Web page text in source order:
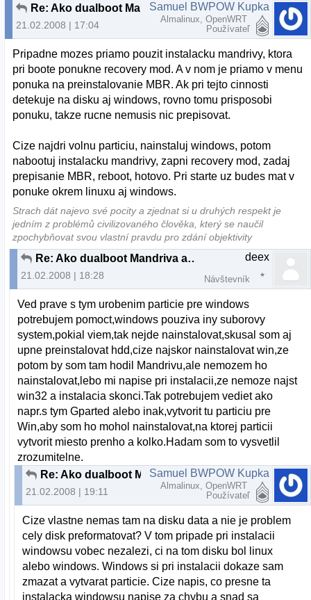
Re: Ako dualboot Mandriva a XP
21.02.2008 | 17:04
Samuel BWPOW Kupka
Almalinux, OpenWRT
Používateľ
Pripadne mozes priamo pouzit instalacku mandrivy, ktora
pri boote ponukne recovery mod. A v nom je priamo v menu
ponuka na preinstalovanie MBR. Ak pri tejto cinnosti
detekuje na disku aj windows, rovno tomu prisposobi
ponuku, takze rucne nemusis nic prepisovat.
Cize najdri volnu particiu, nainstaluj windows, potom
nabootuj instalacku mandrivy, zapni recovery mod, zadaj
prepisanie MBR, reboot, hotovo. Pri starte uz budes mat v
ponuke okrem linuxu aj windows.
Strach dát najevo své pocity a zjednat si u druhých respekt je
jedním z problémů civilizovaného člověka, který se naučil
zpochybňovat svou vlastní pravdu pro zdání objektivity
Re: Ako dualboot Mandriva a XP
21.02.2008 | 18:28
deex
Návštevník
Ved prave s tym urobenim particie pre windows
potrebujem pomoct,windows pouziva iny suborovy
system,pokial viem,tak nejde nainstalovat,skusal som aj
upne preinstalovat hdd,cize najskor nainstalovat win,ze
potom by som tam hodil Mandrivu,ale nemozem ho
nainstalovat,lebo mi napise pri instalacii,ze nemoze najst
win32 a instalacia skonci.Tak potrebujem vediet ako
napr.s tym Gparted alebo inak,vytvorit tu particiu pre
Win,aby som ho mohol nainstalovat,na ktorej particii
vytvorit miesto prenho a kolko.Hadam som to vysvetlil
zrozumitelne.
Re: Ako dualboot Mandriva a XP
21.02.2008 | 19:11
Samuel BWPOW Kupka
Almalinux, OpenWRT
Používateľ
Cize vlastne nemas tam na disku data a nie je problem
cely disk preformatovat? V tom pripade pri instalacii
windowsu vobec nezalezi, ci na tom disku bol linux
alebo windows. Windows si pri instalacii dokaze sam
zmazat a vytvarat particie. Cize napis, co presne ta
instalacka windowsu napise za chybu a snad sa